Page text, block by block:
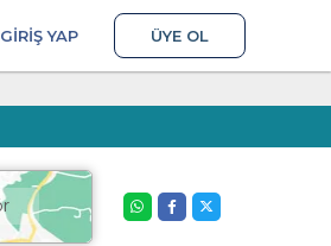
GIRIŞ YAP ÜYE OL